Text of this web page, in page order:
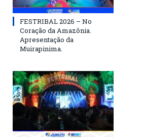
FESTRIBAL 2026 – No
Coração da Amazônia.
Apresentação da
Muirapinima.